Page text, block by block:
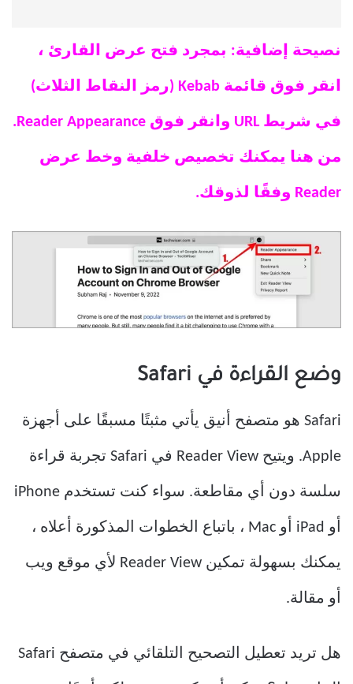
نصيحة إضافية: بمجرد فتح عرض القارئ ،
انقر فوق قائمة Kebab (رمز النقاط الثلاث)
في شريط URL وانقر فوق Reader Appearance.
من هنا يمكنك تخصيص خلفية وخط عرض
Reader وفقًا لذوقك.
وضع القراءة في Safari
Safari هو متصفح أنيق يأتي مثبتًا مسبقًا على أجهزة
Apple. ويتيح Reader View في Safari تجربة قراءة
سلسة دون أي مقاطعة. سواء كنت تستخدم iPhone
أو iPad أو Mac ، باتباع الخطوات المذكورة أعلاه ،
يمكنك بسهولة تمكين Reader View لأي موقع ويب
أو مقالة.
هل تريد تعطيل التصحيح التلقائي في متصفح Safari